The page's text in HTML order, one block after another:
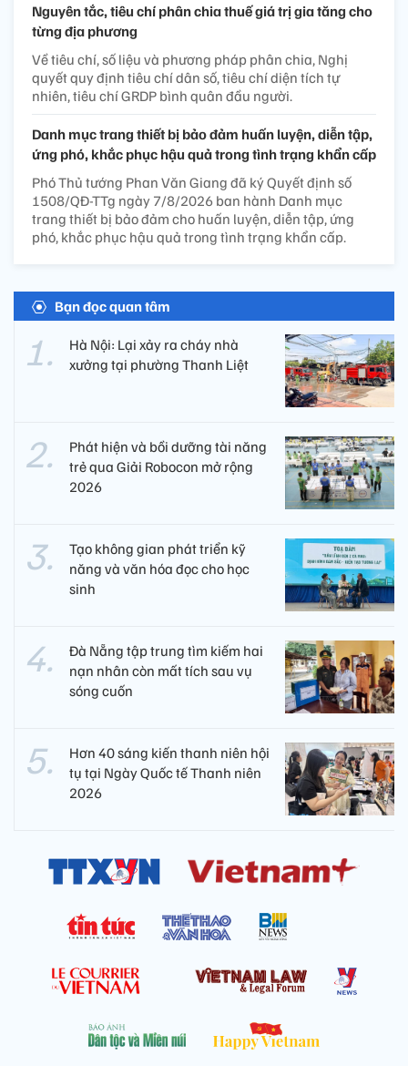
Nguyên tắc, tiêu chí phân chia thuế giá trị gia tăng cho
từng địa phương
Về tiêu chí, số liệu và phương pháp phân chia, Nghị
quyết quy định tiêu chí dân số, tiêu chí diện tích tự
nhiên, tiêu chí GRDP bình quân đầu người.
Danh mục trang thiết bị bảo đảm huấn luyện, diễn tập,
ứng phó, khắc phục hậu quả trong tình trạng khẩn cấp
Phó Thủ tướng Phan Văn Giang đã ký Quyết định số
1508/QĐ-TTg ngày 7/8/2026 ban hành Danh mục
trang thiết bị bảo đảm cho huấn luyện, diễn tập, ứng
phó, khắc phục hậu quả trong tình trạng khẩn cấp.
Bạn đọc quan tâm
Hà Nội: Lại xảy ra cháy nhà
xưởng tại phường Thanh Liệt
Phát hiện và bồi dưỡng tài năng
trẻ qua Giải Robocon mở rộng
2026
Tạo không gian phát triển kỹ
năng và văn hóa đọc cho học
sinh
Đà Nẵng tập trung tìm kiếm hai
nạn nhân còn mất tích sau vụ
sóng cuốn
Hơn 40 sáng kiến thanh niên hội
tụ tại Ngày Quốc tế Thanh niên
2026